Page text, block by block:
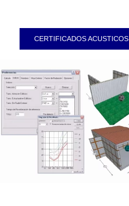
CERTIFICADOS ACUSTICOS